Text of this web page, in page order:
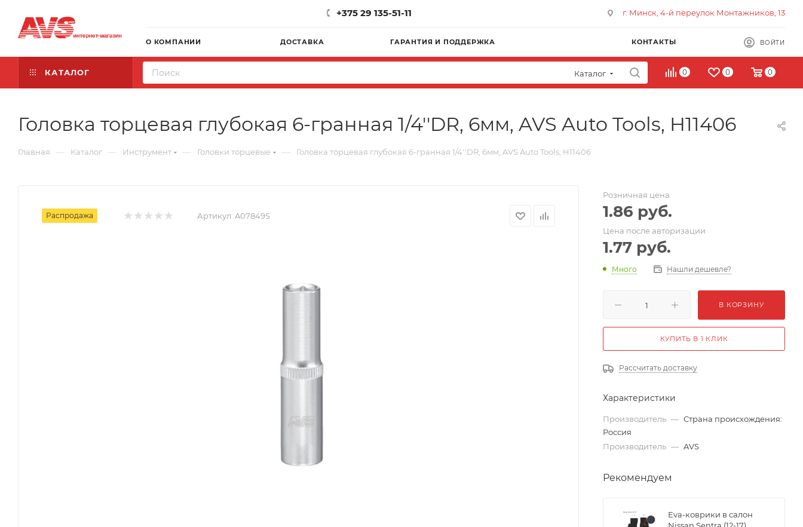
+375 29 135-51-11 г. Минск, 4-й переулок Монтажников, 13
О КОМПАНИИ ДОСТАВКА ГАРАНТИЯ И ПОДДЕРЖКА КОНТАКТЫ ВОЙТИ
КАТАЛОГ Каталог 0 0 0
Головка торцевая глубокая 6-гранная 1/4''DR, 6мм, AVS Auto Tools, H11406
Главная — Каталог — Инструмент — Головки торцевые — Головка торцевая глубокая 6-гранная 1/4''DR, 6мм, AVS Auto Tools, H11406
Распродажа Артикул: A07849S
Розничная цена
1.86 руб.
Цена после авторизации
1.77 руб.
Много Нашли дешевле?
В КОРЗИНУ
КУПИТЬ В 1 КЛИК
Рассчитать доставку
Характеристики
Производитель — Страна происхождения:
Россия
Производитель — AVS
Рекомендуем
Eva-коврики в салон
Nissan Sentra (12-17)